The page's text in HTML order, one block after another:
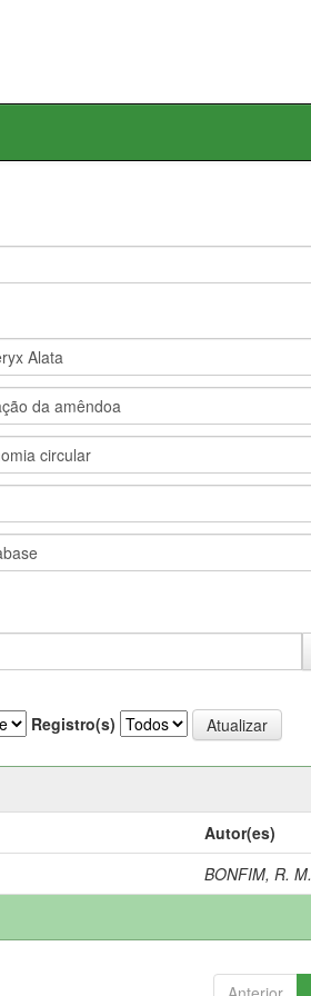
Registro(s)
Autor(es)
BONFIM, R. M.